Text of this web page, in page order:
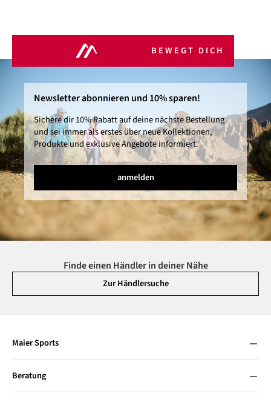
BEWEGT DICH
Newsletter abonnieren und 10% sparen!
Sichere dir 10% Rabatt auf deine nächste Bestellung
und sei immer als erstes über neue Kollektionen,
Produkte und exklusive Angebote informiert.
anmelden
Finde einen Händler in deiner Nähe
Zur Händlersuche
Maier Sports
Beratung